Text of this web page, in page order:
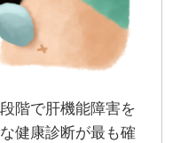
階で肝機能障害を
健康診断が最も確